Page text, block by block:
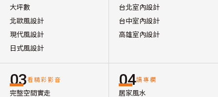
大坪數
北歐風設計
現代風設計
日式風設計
台北室內設計
台中室內設計
高雄室內設計
03看精彩影音
完整空間實走
04讀專欄
居家風水